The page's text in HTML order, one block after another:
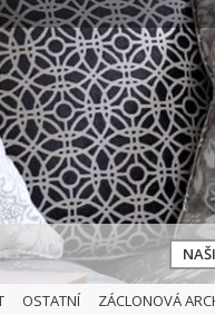
OSTATNÍ ZÁCLONOVÁ